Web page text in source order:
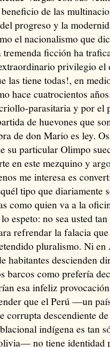
de las
progreso y la
el nacionalismo que
tremenda ficción ha
privilegio el
las tiene todas!, en
hace cuatrocientos
parasitaria y por el
de huevones que
de don Mario es ley.
su particular Olimpo
en este mezquino y
me interesa es
tipo que diariamente
como quien va a la
espeto: no sea usted
refrendar la falacia
pluralismo. Ni
habitantes descienden
barcos como prefería
esa infeliz
que el Perú —un
corrupta descendiente
indígena es tan
no tiene identidad